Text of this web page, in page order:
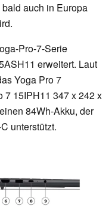
auch in Europa
Pro-7-Serie
erweitert. Laut
Yoga Pro 7
7 15IPH11 347 x 242 x
84Wh-Akku, der
unterstützt.